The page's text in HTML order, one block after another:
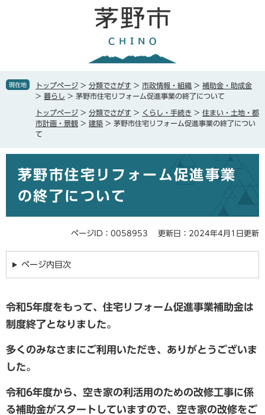
で
ば現在地 トップページ > 分類でさがす > 市政情報・組織 > 補助金・助成金
> 暮らし > 茅野市住宅リフォーム促進事業の終了について
トップページ > 分類でさがす > くらし・手続き > 住まい・土地・都
市計画・景観 > 建築 > 茅野市住宅リフォーム促進事業の終了につい
て
茅野市住宅リフォーム促進事業
の終了について
ページID：0058953 更新日：2024年4月1日更新
ページ内目次
令和5年度をもって、住宅リフォーム促進事業補助金は
制度終了となりました。
多くのみなさまにご利用いただき、ありがとうございま
した。
令和6年度から、空き家の利活用のための改修工事に係
る補助金がスタートしていますので、空き家の改修をご